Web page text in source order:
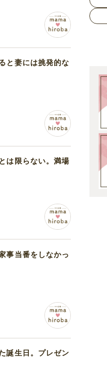
と妻には挑発的な
は限らない。満場
事当番をしなかっ
誕生日。プレゼン